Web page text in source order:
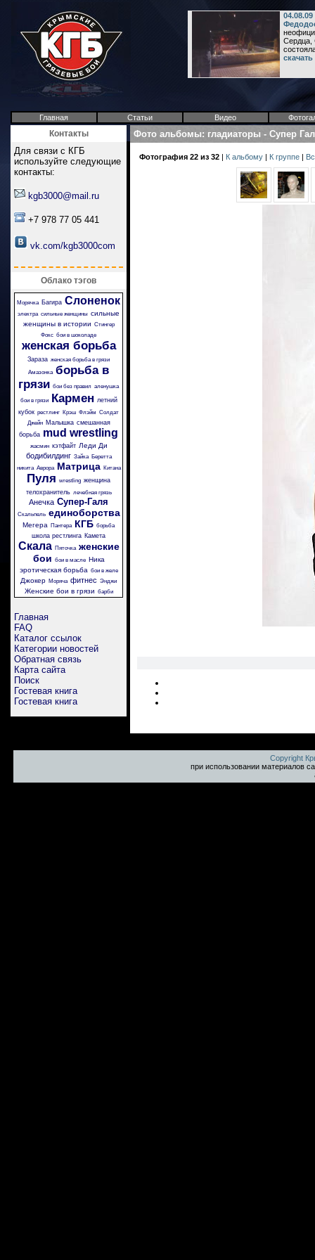
Сердца,
Главная Статьи Видео
Контакты
Для связи с КГБ
используйте следующие
контакты:
kgb3000@mail.ru
+7 978 77 05 441
vk.com/kgb3000com
Облако тэгов
Морячка Багира Слоненок
электра сильные женщины сильные
женщины в истории Стингер
Фокс бои в шоколаде
женская борьба
Зараза женская борьба в грязи
Амазонка борьба в
грязи бои без правил аленушка
бои в грязи Кармен летний
кубок рестлинг Крэш Флэйм Солдат
Джейн
Малышка смешанная
борьба mud wrestling
жасмин кэтфайт Леди Ди
бодибилдинг Зайка
Беретта
никита Аврора Матрица Китана
Пуля wrestling женщина
телохранитель лечебная грязь
Анечка Супер-Галя
Скальпель единоборства
Мегера Пантера КГБ борьба
школа рестлинга Камета
Скала Пяточка женские
бои бои в масле Ника
эротическая борьба бои в желе
Джокер Моряча фитнес Энджи
Женские бои в грязи барби
Главная
FAQ
Каталог ссылок
Категории новостей
Обратная связь
Карта сайта
Поиск
Гостевая книга
Гостевая книга
Фото альбомы: гладиаторы - Супер
Фотография 22 из 32 | К альбому | К группе |
Copyright
при использовании материалов